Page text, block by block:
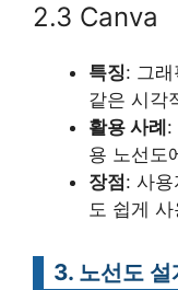
2.3 Canva
특징: 그
같은 시각
활용 사례 :
용 노선도
장점 : 사
도 쉽게
3. 노선도 설